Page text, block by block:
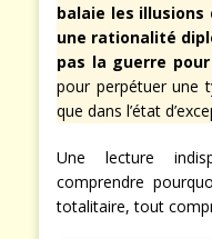
balaie les illusions
une rationalité
pas la guerre
pour perpétuer une
que dans l’état
Une lecture
comprendre
totalitaire, tout